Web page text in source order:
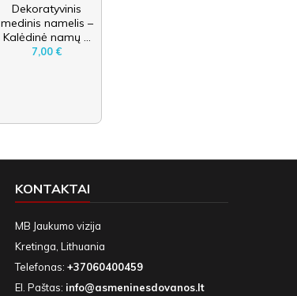
Dekoratyvinis
medinis namelis –
Kalėdinė namų ...
7,00 €
KONTAKTAI
MB Jaukumo vizija
Kretinga, Lithuania
Telefonas: +37060400459
El. Paštas: info@asmeninesdovanos.lt